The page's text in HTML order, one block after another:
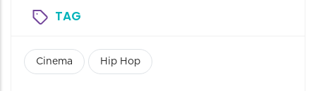
TAG
Cinema Hip Hop